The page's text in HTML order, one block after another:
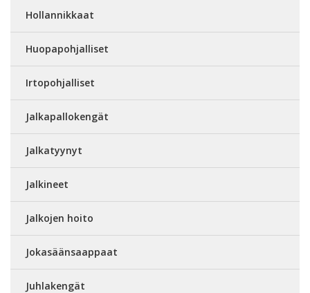
Hollannikkaat
Huopapohjalliset
Irtopohjalliset
Jalkapallokengät
Jalkatyynyt
Jalkineet
Jalkojen hoito
Jokasäänsaappaat
Juhlakengät